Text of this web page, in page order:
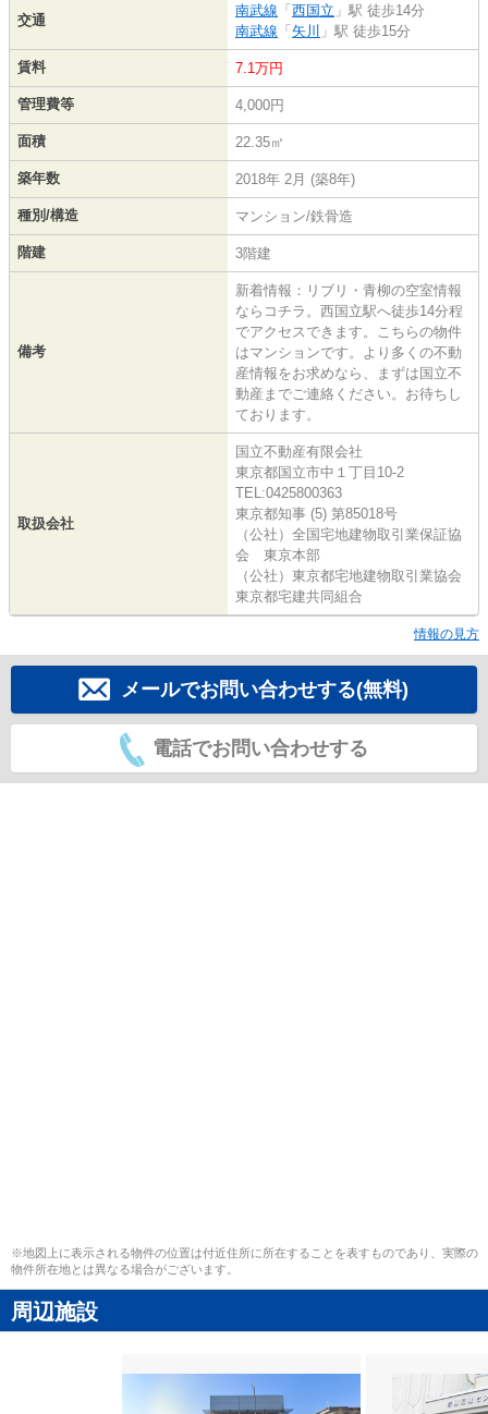
交通
南武線 「 西国立 」駅 徒歩14分
南武線 「 矢川 」駅 徒歩15分
賃料 7.1万円
管理費等 4,000円
面積 22.35㎡
築年数 2018年 2月 (築8年)
種別/構造 マンション/鉄骨造
階建 3階建
備考
新着情報：リブリ・青柳の空室情報
ならコチラ。西国立駅へ徒歩14分程
でアクセスできます。こちらの物件
はマンションです。より多くの不動
産情報をお求めなら、まずは国立不
動産までご連絡ください。お待ちし
ております。
取扱会社
国立不動産有限会社
東京都国立市中１丁目10-2
TEL:0425800363
東京都知事 (5) 第85018号
（公社）全国宅地建物取引業保証協
会 東京本部
（公社）東京都宅地建物取引業協会
東京都宅建共同組合
情報の見方
メールでお問い合わせする(無料)
電話でお問い合わせする
※地図上に表示される物件の位置は付近住所に所在することを表すものであり、実際の
物件所在地とは異なる場合がございます。
周辺施設